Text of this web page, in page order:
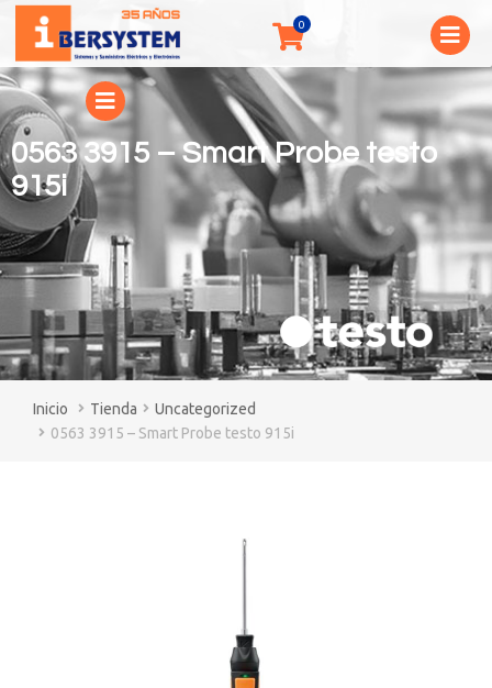
0563 3915 – Smart Probe testo
915i
You are here:
Tienda
Uncategorized
0563 3915 – Smart Probe testo 915i